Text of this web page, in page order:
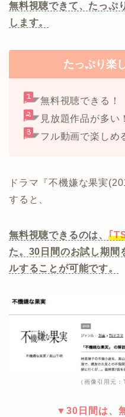
無料視聴できて、たっぷ
します。
たっぷり楽
無料視聴できる！
見放題作品が多い！
フル動画で楽しめ
ドラマ『不機嫌な果実
すると、
無料視聴できるのは、 ｢
た。30日間のお試し期間
ルすることが可能です。
（画像引用元
▼30日間は、